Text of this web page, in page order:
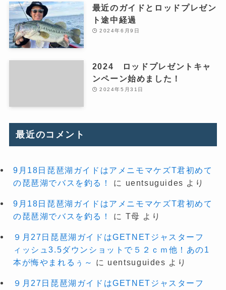
最近のガイドとロッドプレゼン
ト途中経過
2024年6月9日
2024 ロッドプレゼントキャ
ンペーン始めました！
2024年5月31日
最近のコメント
9月18日琵琶湖ガイドはアメニモマケズT君初めて
の琵琶湖でバスを釣る！
に uentsuguides より
9月18日琵琶湖ガイドはアメニモマケズT君初めて
の琵琶湖でバスを釣る！
に T母 より
９月27日琵琶湖ガイドはGETNETジャスターフ
ィッシュ3.5ダウンショットで５２ｃｍ他！あの1
本が悔やまれるぅ～
に uentsuguides より
９月27日琵琶湖ガイドはGETNETジャスターフ